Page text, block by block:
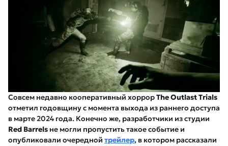
Совсем недавно кооперативный хоррорThe Outlast Trials
отметил годовщину с момента выхода из раннего доступа
в марте 2024 года. Конечно же, разработчики из студии
Red Barrels не могли пропустить такое событие и
опубликовали очередной трейлер, в котором рассказали